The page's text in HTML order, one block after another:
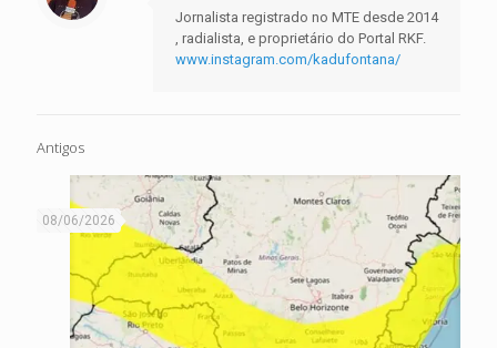
Jornalista registrado no MTE desde 2014
, radialista, e proprietário do Portal RKF.
www.instagram.com/kadufontana/
Antigos
08/06/2026